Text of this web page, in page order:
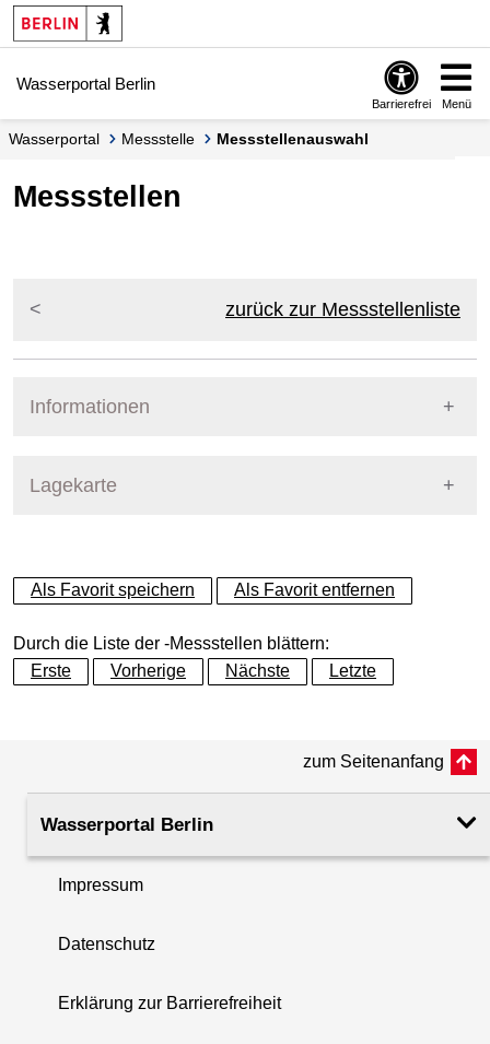
Springe zur Navigation
Springe zum Inhalt
Wasserportal Berlin
Barrierefrei Menü
Wasserportal Messstelle Messstellenauswahl
Messstellen
zurück zur Messstellenliste
Informationen
Lagekarte
+
−
Als Favorit speichern Als Favorit entfernen
Durch die Liste der -Messstellen blättern:
Erste
Vorherige Nächste Letzte
zum Seitenanfang
Wasserportal Berlin
Impressum
Datenschutz
Erklärung zur Barrierefreiheit